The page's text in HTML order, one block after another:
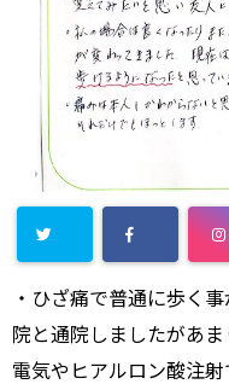
・ひざ痛で普通に歩く
院と通院しましたがあま
電気やヒアルロン酸注